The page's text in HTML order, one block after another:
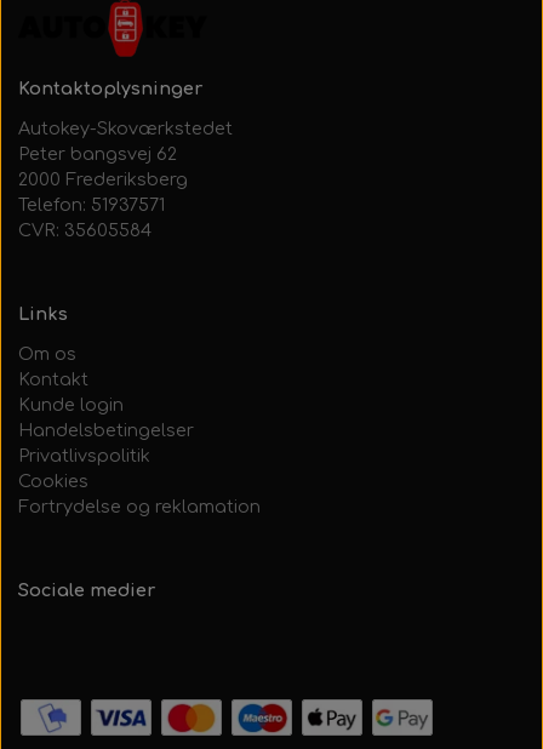
Kontaktoplysninger
Autokey-Skoværkstedet
Peter bangsvej 62
2000 Frederiksberg
Telefon: 51937571
CVR: 35605584
Links
Om os
Kontakt
Kunde login
Handelsbetingelser
Privatlivspolitik
Cookies
Fortrydelse og reklamation
Sociale medier